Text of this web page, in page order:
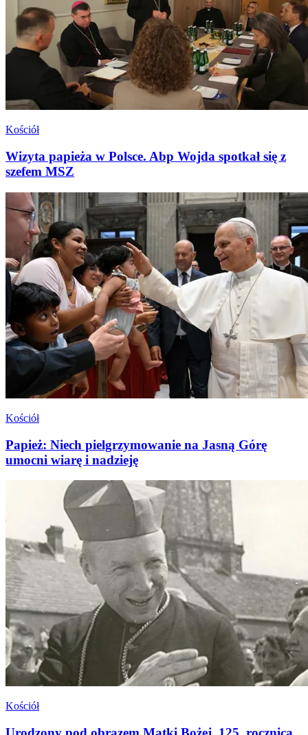
Kościół
Wizyta papieża w Polsce. Abp Wojda spotkał się z
szefem MSZ
Kościół
Papież: Niech pielgrzymowanie na Jasną Górę
umocni wiarę i nadzieję
Kościół